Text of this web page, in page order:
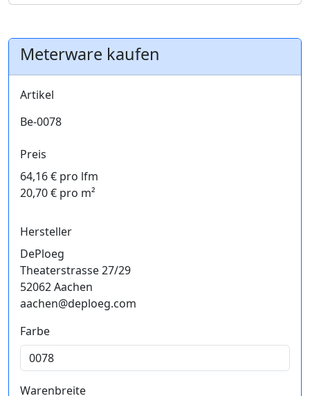
Meterware kaufen
Artikel
Be-0078
Preis
64,16 € pro lfm
20,70 € pro m²
Hersteller
DePloeg
Theaterstrasse 27/29
52062 Aachen
aachen@deploeg.com
Farbe
Warenbreite